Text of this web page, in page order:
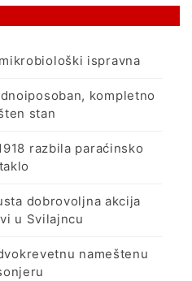
ispravna
kompletno
stan
razbila paraćinsko
dobrovoljna akcija
u Svilajncu
nameštenu